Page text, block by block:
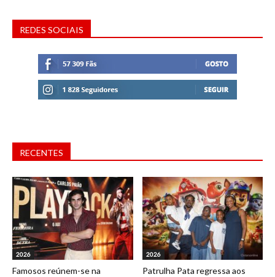
REDES SOCIAIS
RECENTES
2026
Famosos reúnem-se na
2026
Patrulha Pata regressa aos